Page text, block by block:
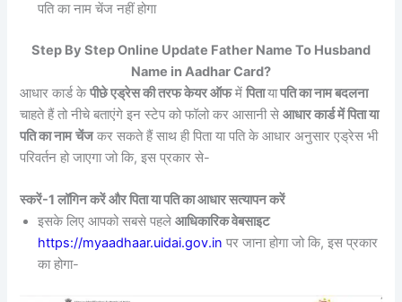
पति का नाम चेंज नहीं होगा
Step By Step Online Update Father Name To Husband
Name in Aadhar Card?
आधार कार्ड केपीछे एड्रेस की तरफ केयर ऑफमेंपितायापति का नाम बदलना
चाहते हैं तो नीचे बताएंगे इन स्टेप को फॉलो कर आसानी सेआधार कार्ड में पिता या
पति का नाम चेंजकर सकते हैं साथ ही पिता या पति के आधार अनुसार एड्रेस भी
परिवर्तन हो जाएगा जो कि, इस प्रकार से-
स्करें-1 लॉगिन करें और पिता या पति का आधार सत्यापन करें
इसके लिए आपको सबसे पहलेआधिकारिक वेबसाइट
https://myaadhaar.uidai.gov.in पर जाना होगा जो कि, इस प्रकार
का होगा-